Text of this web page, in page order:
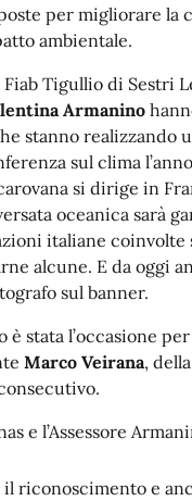
per migliorare la
ambientale.
Tigullio di Sestri
Armanino
stanno realizzando
sul clima
si dirige in
oceanica sarà
italiane coinvolte
alcune. E da oggi
sul banner.
stata l’occasione
Marco Veirana,
e l’Assessore
il riconoscimento e